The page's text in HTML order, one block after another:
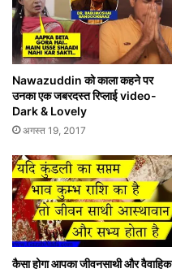
Nawazuddin को काला कहने पर
उनका एक जबरदस्त रिप्लाई video-
Dark & Lovely
अगस्त 19, 2017
कैसा होगा आपका जीवनसाथी और वैवाहिक